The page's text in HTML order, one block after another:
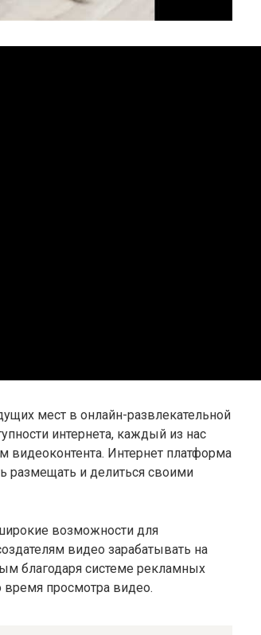
мест в онлайн-развлекательной
интернета, каждый из нас
видеоконтента. Интернет платформа
размещать и делиться своими
возможности для
видео зарабатывать на
благодаря системе рекламных
время просмотра видео.